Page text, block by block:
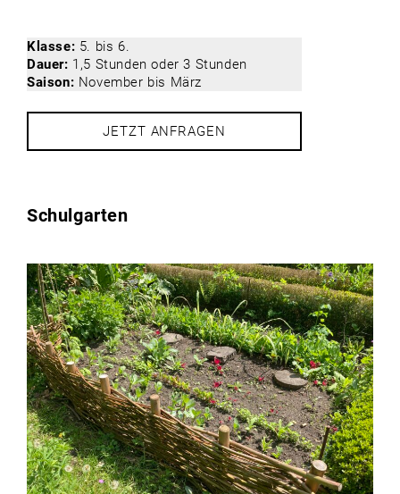
Klasse: 5. bis 6.
Dauer: 1,5 Stunden oder 3 Stunden
Saison: November bis März
JETZT ANFRAGEN
Schulgarten